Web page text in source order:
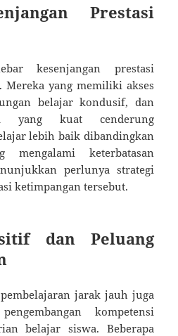
Prestasi
kesenjangan prestasi
Mereka yang memiliki akses
belajar kondusif, dan
yang kuat cenderung
lebih baik dibandingkan
mengalami keterbatasan
perlunya strategi
ketimpangan tersebut.
dan Peluang
jarak jauh juga
kompetensi
belajar siswa. Beberapa